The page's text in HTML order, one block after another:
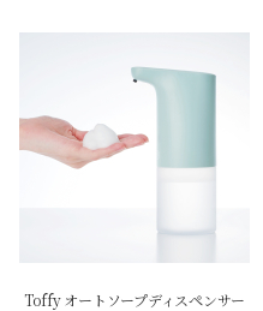
Toffy オートソープディスペンサー